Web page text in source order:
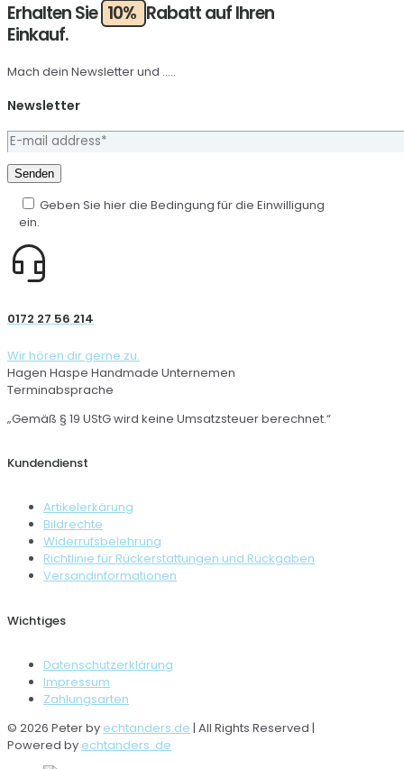
Erhalten Sie 10% Rabatt auf Ihren
Einkauf.
Mach dein Newsletter und .....
Newsletter
Geben Sie hier die Bedingung für die Einwilligung
ein.
0172 27 56 214
Wir hören dir gerne zu.
Hagen Haspe Handmade Unternemen
Terminabsprache
„Gemäß § 19 UStG wird keine Umsatzsteuer berechnet.“
Kundendienst
Artikelerkärung
Bildrechte
Widerrufsbelehrung
Richtlinie für Rückerstattungen und Rückgaben
Versandinformationen
Wichtiges
Datenschutzerklärung
Impressum
Zahlungsarten
© 2026 Peter by echtanders.de | All Rights Reserved |
Powered by echtanders .de